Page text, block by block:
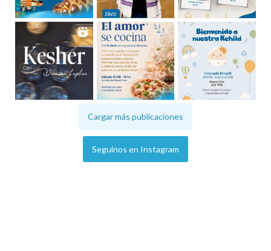
Cargar más publicaciones
Seguinos en Instagram